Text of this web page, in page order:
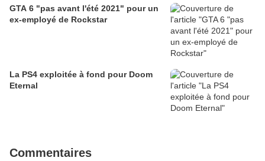
GTA 6 "pas avant l'été 2021" pour un
ex-employé de Rockstar
La PS4 exploitée à fond pour Doom
Eternal
Commentaires